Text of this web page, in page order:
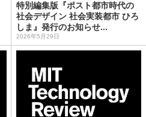
特別編集版『ポスト都市時代の
社会デザイン 社会実装都市 ひろ
しま』発行のお知らせ...
2026年5月29日